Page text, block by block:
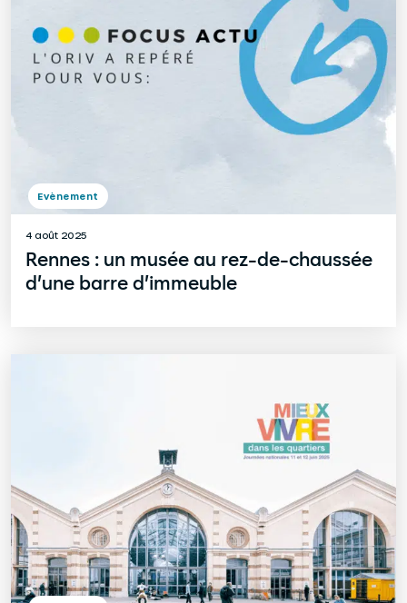
4 août 2025
Rennes : un musée au rez-de-chaussée
d’une barre d’immeuble
Evènement